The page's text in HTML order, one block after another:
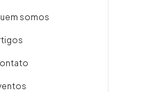
somos